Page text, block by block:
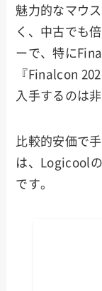
魅力的なマウ
く、中古でも
ーで、特に
『Finalcon
入手するのは
比較的安価で
は、Logicoolの
です。